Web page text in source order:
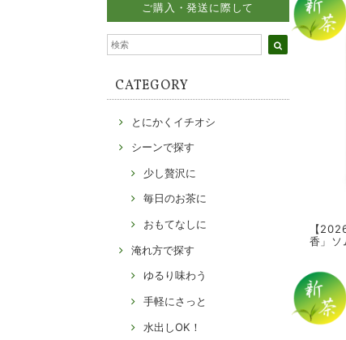
ご購入・発送に際して
CATEGORY
とにかくイチオシ
シーンで探す
少し贅沢に
毎日のお茶に
おもてなしに
淹れ方で探す
ゆるり味わう
手軽にさっと
水出しOK！
【
香」ソ